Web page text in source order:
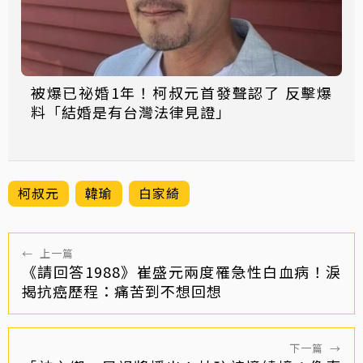
被爆已祕婚1年！柯叔元首發聲認了 反擊爆
料「結婚是有台灣法律見證」
柯叔元 韓瑜 白家綺
← 上一篇
《請回答1988》崔盛元兩度罹急性白血病！淚
揭抗癌歷程：痛苦到不想回想
下一篇 →